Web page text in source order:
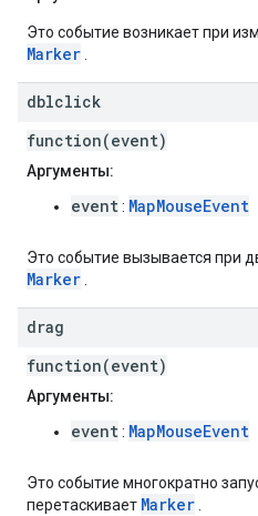
Это событие возникает при
Marker
dblclick
function(event)
Аргументы:
event: MapMouseEvent
Это событие вызывается при
Marker
drag
function(event)
Аргументы:
event: MapMouseEvent
Это событие многократно
перетаскивает Marker